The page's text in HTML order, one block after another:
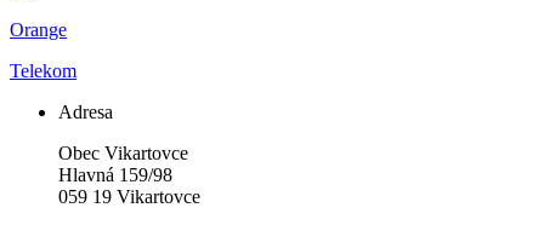
Orange
Telekom
Adresa
Obec Vikartovce
Hlavná 159/98
059 19 Vikartovce